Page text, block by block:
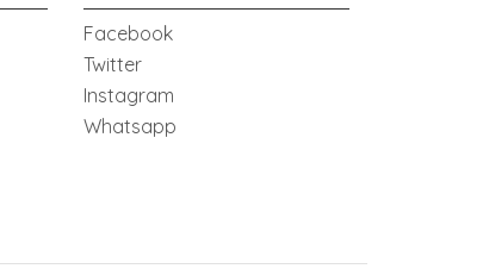
Facebook
Twitter
Instagram
Whatsapp